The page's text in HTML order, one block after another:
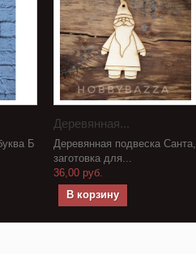
Б
Деревянная...
Деревянная подвеска Санта,
заготовка для...
36,00 руб.
В корзину